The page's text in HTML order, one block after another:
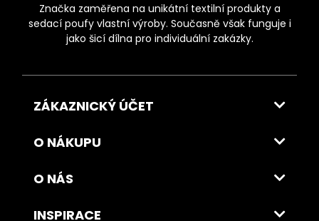
Značka zaměřena na unikátní textilní produkty a
sedací poufy vlastní výroby. Současně však funguje i
jako šicí dílna pro individuální zakázky.
ZÁKAZNICKÝ ÚČET
O NÁKUPU
O NÁS
INSPIRACE